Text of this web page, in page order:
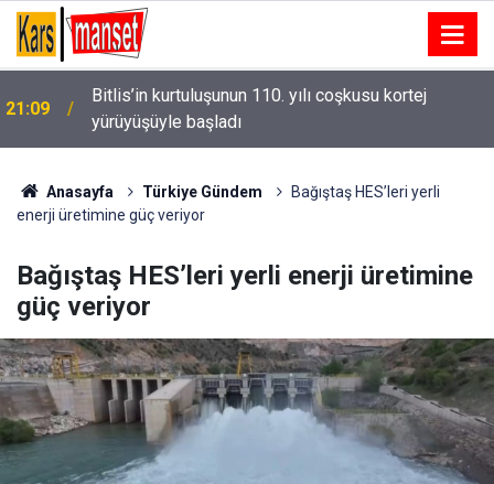
21:08
14. TAYK-Eker Olympos Regatta’da ilk günün
kazananı "Team Nautique Yachting" oldu
Anasayfa Türkiye Gündem
Bağıştaş HES’leri yerli
enerji üretimine güç veriyor
Bağıştaş HES’leri yerli enerji üretimine
güç veriyor